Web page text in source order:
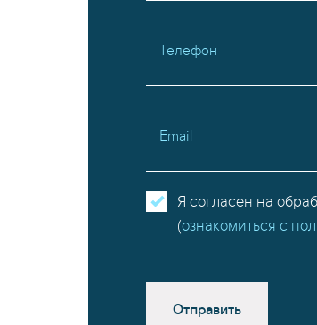
Телефон
Email
Я согласен на
(ознакомиться с
Отправить